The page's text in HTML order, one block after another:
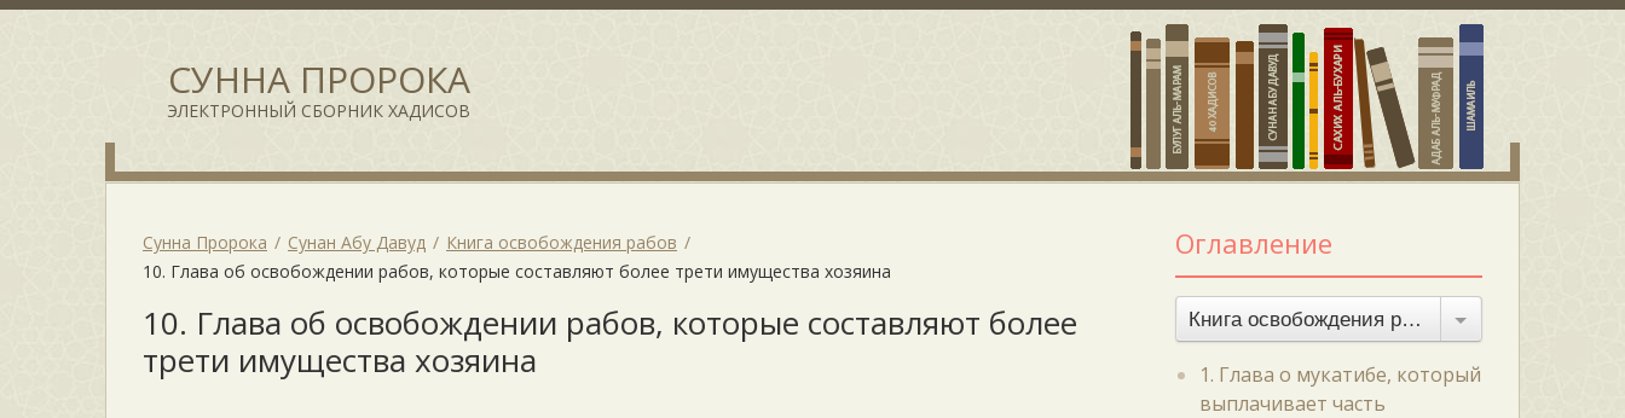
СУННА ПРОРОКА
ЭЛЕКТРОННЫЙ СБОРНИК ХАДИСОВ
Сунна Пророка Сунан Абу Давуд
Книга освобождения рабов
10. Глава об освобождении рабов, которые составляют более трети имущества хозяина
10. Глава об освобождении рабов, которые составляют более
трети имущества хозяина
Оглавление
Книга освобождения рабов
1. Глава о мукатибе, который
выплачивает часть